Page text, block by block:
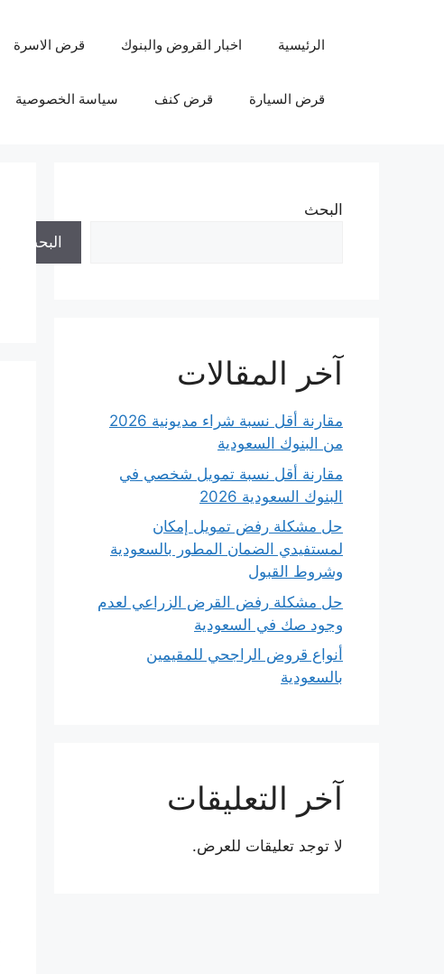
الرئيسية اخبار القروض والبنوك قرض الاسرة
قرض السيارة قرض كنف سياسة الخصوصية
البحث
البحث
آخر المقالات
مقارنة أقل نسبة شراء مديونية 2026
من البنوك السعودية
مقارنة أقل نسبة تمويل شخصي في
البنوك السعودية 2026
حل مشكلة رفض تمويل إمكان
لمستفيدي الضمان المطور بالسعودية
وشروط القبول
حل مشكلة رفض القرض الزراعي لعدم
وجود صك في السعودية
أنواع قروض الراجحي للمقيمين
بالسعودية
آخر التعليقات
لا توجد تعليقات للعرض.